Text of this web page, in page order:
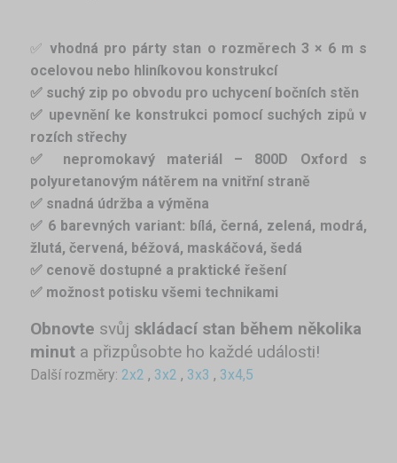
✅ vhodná pro párty stan o rozměrech 3 × 6 m s
ocelovou nebo hliníkovou konstrukcí
✅ suchý zip po obvodu pro uchycení bočních stěn
✅ upevnění ke konstrukci pomocí suchých zipů v
rozích střechy
✅ nepromokavý materiál – 800D Oxford s
polyuretanovým nátěrem na vnitřní straně
✅ snadná údržba a výměna
✅ 6 barevných variant: bílá, černá, zelená, modrá,
žlutá, červená, béžová, maskáčová, šedá
✅ cenově dostupné a praktické řešení
✅ možnost potisku všemi technikami
Obnovte svůj skládací stan během několika
minut a přizpůsobte ho každé události!
Další rozměry: 2x2 , 3x2 , 3x3 , 3x4,5